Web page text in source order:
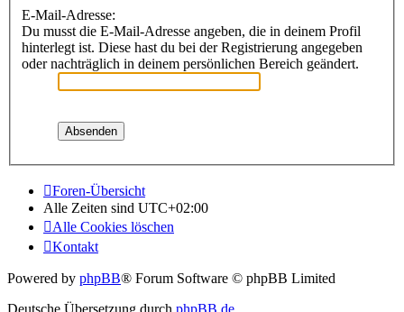
E-Mail-Adresse:
Du musst die E-Mail-Adresse angeben, die in deinem Profil
hinterlegt ist. Diese hast du bei der Registrierung angegeben
oder nachträglich in deinem persönlichen Bereich geändert.
Foren-Übersicht
Alle Zeiten sind UTC+02:00
Alle Cookies löschen
Kontakt
Powered by phpBB® Forum Software © phpBB Limited
Deutsche Übersetzung durch phpBB.de